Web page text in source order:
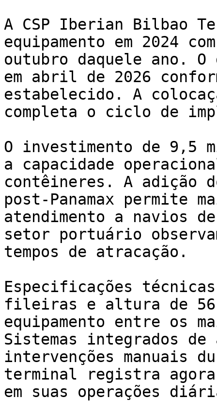
A CSP Iberian Bilbao
equipamento em 2024
outubro daquele ano.
em abril de 2026
estabelecido. A
completa o ciclo de
O investimento de 9,5
a capacidade
contêineres. A adição
post-Panamax permite
atendimento a navios
setor portuário
tempos de atracação.
Especificações
fileiras e altura de 56
equipamento entre os
Sistemas integrados de
intervenções manuais
terminal registra
em suas operações